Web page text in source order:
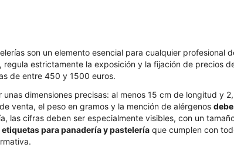
son un elemento esencial para cualquier profesional
estrictamente la exposición y la fijación de precios
de entre 450 y 1500 euros.
dimensiones precisas: al menos 15 cm de longitud y
venta, el peso en gramos y la mención de alérgenos
las cifras deben ser especialmente visibles, con un
para panadería y pastelería que cumplen con